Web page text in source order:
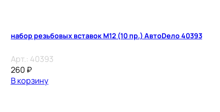
набор резьбовых вставок М12 (10 пр.) АвтоDело 40393
Арт.: 40393
260 ₽
В корзину